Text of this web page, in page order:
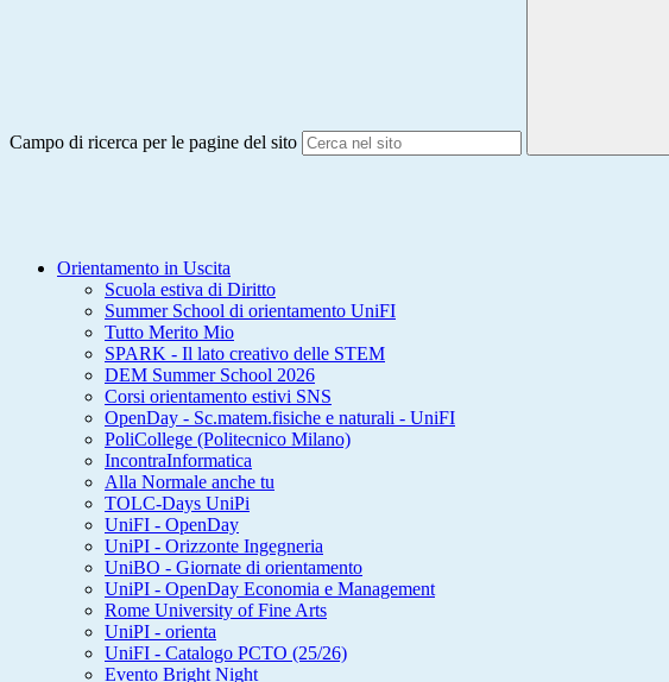
Campo di ricerca per le pagine del sito
Orientamento in Uscita
Scuola estiva di Diritto
Summer School di orientamento UniFI
Tutto Merito Mio
SPARK - Il lato creativo delle STEM
DEM Summer School 2026
Corsi orientamento estivi SNS
OpenDay - Sc.matem.fisiche e naturali - UniFI
PoliCollege (Politecnico Milano)
IncontraInformatica
Alla Normale anche tu
TOLC-Days UniPi
UniFI - OpenDay
UniPI - Orizzonte Ingegneria
UniBO - Giornate di orientamento
UniPI - OpenDay Economia e Management
Rome University of Fine Arts
UniPI - orienta
UniFI - Catalogo PCTO (25/26)
Evento Bright Night